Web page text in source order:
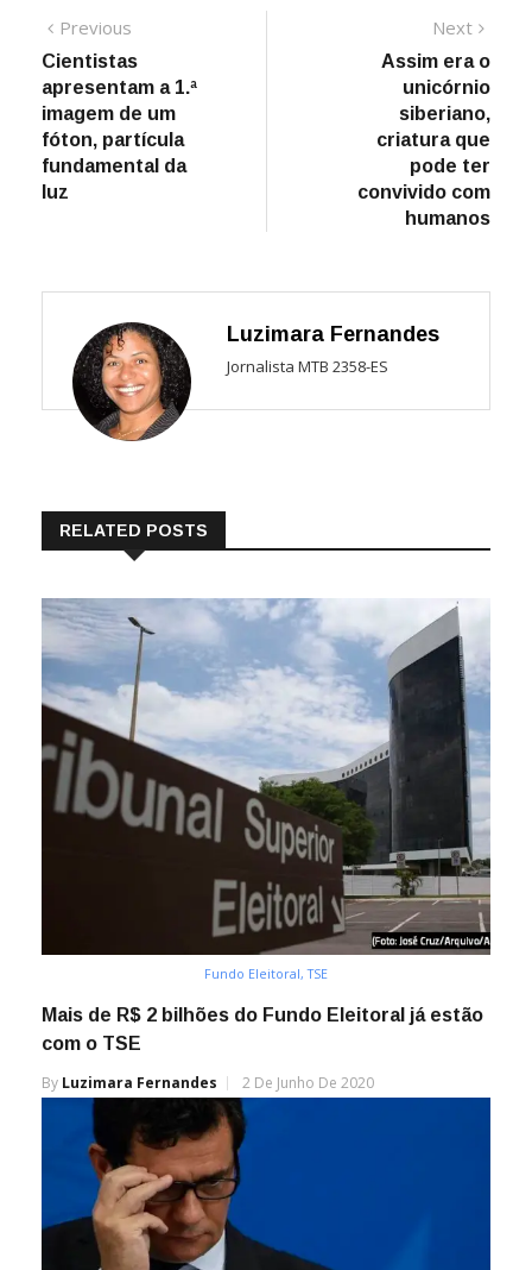
Navegação
de
Post
Previous
post:
Cientistas
apresentam a 1.ª
imagem de um
fóton, partícula
fundamental da
luz
Next
post:
Assim era o
unicórnio
siberiano,
criatura que
pode ter
convivido com
humanos
Luzimara Fernandes
Jornalista MTB 2358-ES
RELATED POSTS
Fundo Eleitoral, TSE
Mais de R$ 2 bilhões do Fundo Eleitoral já estão
com o TSE
By Luzimara Fernandes 2 De Junho De 2020